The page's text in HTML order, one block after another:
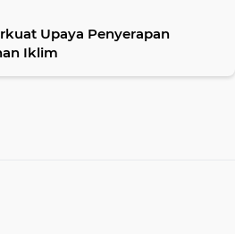
Upaya Penyerapan
Iklim